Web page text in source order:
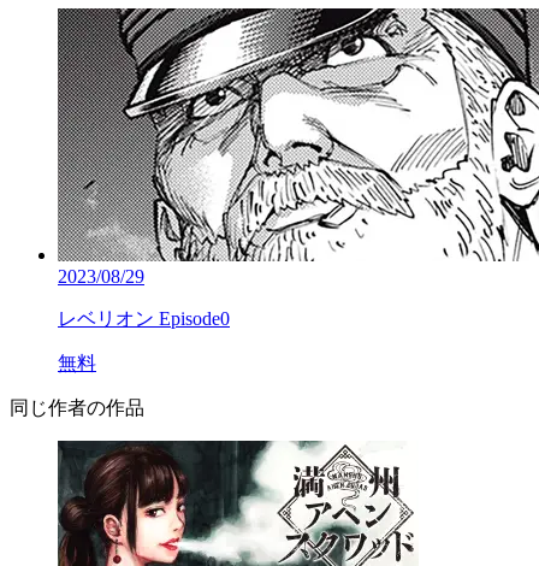
2023/08/29
レベリオン Episode0
無料
同じ作者の作品